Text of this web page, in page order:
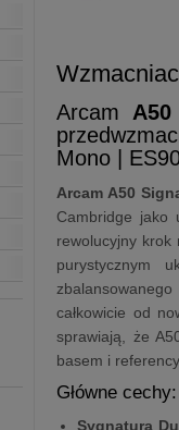
Arcam
Mono |
Arcam A50
Cambridge jako
rewolucyjny krok
purystycznym
całkowicie od
sprawiają, że
basem i
Główne cechy:
Sygnatura